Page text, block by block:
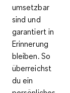
umsetzbar
sind und
garantiert in
Erinnerung
bleiben. So
überreichst
du ein